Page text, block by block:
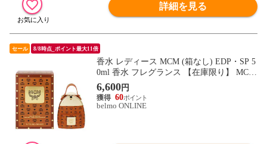
詳細を見る
セール 8/8時点_ポイント最大11倍
香水 レディース MCM (箱なし) EDP・SP 5
0ml 香水 フレグランス 【在庫限り】 MCM
新品 未使用
6,600円
60
belmo ONLINE